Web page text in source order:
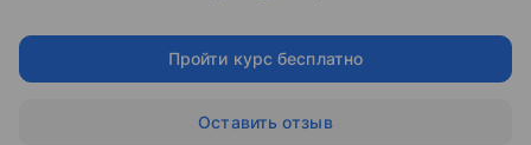
Пройти курс бесплатно
Оставить отзыв